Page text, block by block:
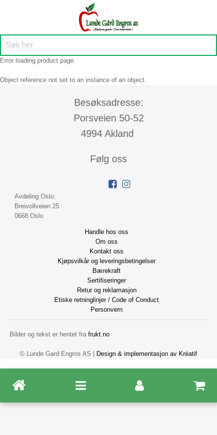
Error loading product page.
Object reference not set to an instance of an object.
Besøksadresse:
Porsveien 50-52
4994 Akland
Følg oss
Avdeling Oslo:
Breivollveien 25
0668 Oslo
Handle hos oss
Om oss
Kontakt oss
Kjøpsvilkår og leveringsbetingelser
Bærekraft
Sertifiseringer
Retur og reklamasjon
Etiske retninglinjer / Code of Conduct
Personvern
Bilder og tekst er hentet fra frukt.no
© Lunde Gard Engros AS | Design & implementasjon av Kréatif